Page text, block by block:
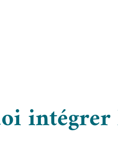
intégrer